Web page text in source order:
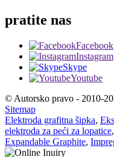
pratite nas
Facebook
Instagram
Skype
Youtube
© Autorsko pravo - 2010-
Sitemap
Elektroda grafitna šipka,
elektroda za peći za lopatice,
Expandable Graphite,